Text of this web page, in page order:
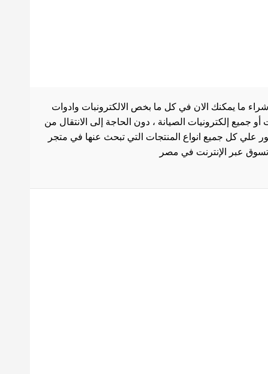
ما يمكنك الان في كل ما بخص الالكترونبات وادوات
جميع إلكترونيات الصيانة ، دون الحاجة إلى الانتقال من
علي كل جميع انواع المنتجات التي تبحث عنها في متجر